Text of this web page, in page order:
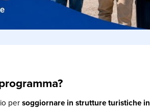
persoggiornare in strutture turistiche in